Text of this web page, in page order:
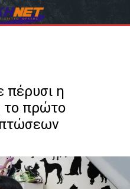
πέρυσι η
το πρώτο